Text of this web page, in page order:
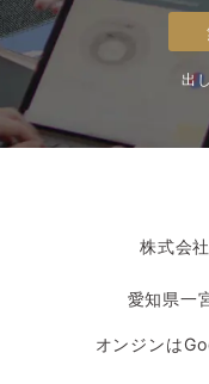
出
株式会
愛知県一
オンジンは